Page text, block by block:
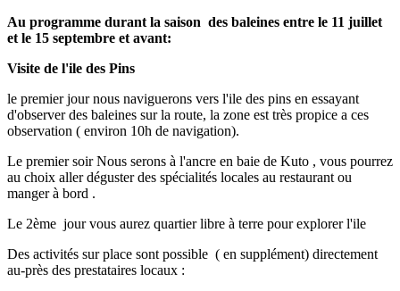
Au programme durant la saison des baleines entre le 11 juillet
et le 15 septembre et avant:
Visite de l'ile des Pins
le premier jour nous naviguerons vers l'ile des pins en essayant
d'observer des baleines sur la route, la zone est très propice a ces
observation ( environ 10h de navigation).
Le premier soir Nous serons à l'ancre en baie de Kuto , vous pourrez
au choix aller déguster des spécialités locales au restaurant ou
manger à bord .
Le 2ème jour vous aurez quartier libre à terre pour explorer l'ile
Des activités sur place sont possible ( en supplément) directement
au-près des prestataires locaux :